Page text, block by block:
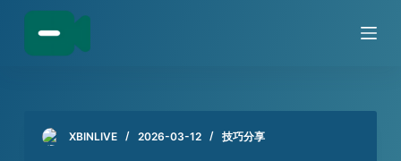
跳
XBINLIVE 2026-03-12 技巧分享